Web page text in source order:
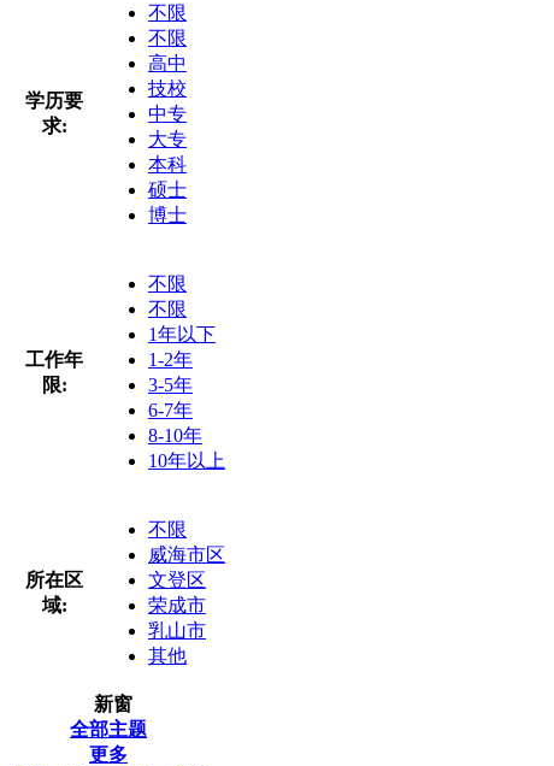
学历要
求:
不限
不限
高中
技校
中专
大专
本科
硕士
博士
工作年
限:
不限
不限
1年以下
1-2年
3-5年
6-7年
8-10年
10年以上
所在区
域:
不限
威海市区
文登区
荣成市
乳山市
其他
新窗
全部主题
更多